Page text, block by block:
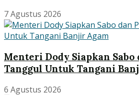
7 Agustus 2026
Menteri Dody Siapkan
Tanggul Untuk Tangani
6 Agustus 2026